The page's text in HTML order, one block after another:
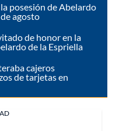
posesión de Abelardo
agosto
de honor en la
de la Espriella
cajeros
de tarjetas en